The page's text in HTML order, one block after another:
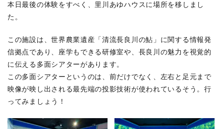
本日最後の体験をすべく、里川あゆハウスに場所を移しまし
た。
この施設は、世界農業遺産「清流長良川の鮎」に関する情報発
信拠点であり、座学もできる研修室や、長良川の魅力を視覚的
に伝える多面シアターがあります。
この多面シアターというのは、前だけでなく、左右と足元まで
映像が映し出される最先端の投影技術が使われているそう。行
ってみましょう！